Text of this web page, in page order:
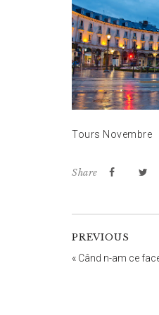
Tours Novembre
Share
PREVIOUS
« Când n-am ce